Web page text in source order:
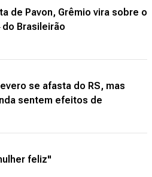
de Pavon, Grêmio vira sobre o
do Brasileirão
se afasta do RS, mas
sentem efeitos de
feliz"